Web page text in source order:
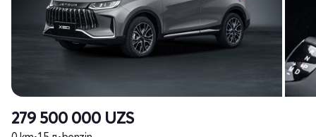
279 500 000 UZS